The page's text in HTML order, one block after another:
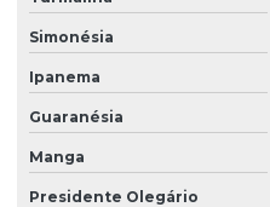
Grama são carlos em bahia
Grama são carlos para campo
Grama são carlos em minas
Simonésia
Ipanema
Guaranésia
Manga
Presidente Olegário